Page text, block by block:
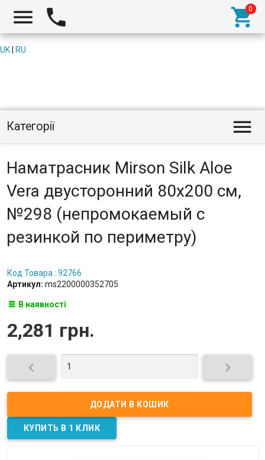
  
UK RU
Категорії 
Наматрасник Mirson Silk Aloe
Vera двусторонний 80x200 см,
№298 (непромокаемый с
резинкой по периметру)
Код Товара : 92766
Артикул: ms2200000352705
В наявності
2,281 грн.
 